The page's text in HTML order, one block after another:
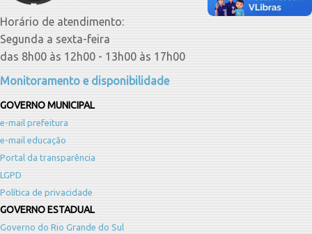
Horário de atendimento:
Segunda a sexta-feira
das 8h00 às 12h00 - 13h00 às 17h00
Monitoramento e disponibilidade
GOVERNO MUNICIPAL
e-mail prefeitura
e-mail educação
Portal da transparência
LGPD
Política de privacidade
GOVERNO ESTADUAL
Governo do Rio Grande do Sul